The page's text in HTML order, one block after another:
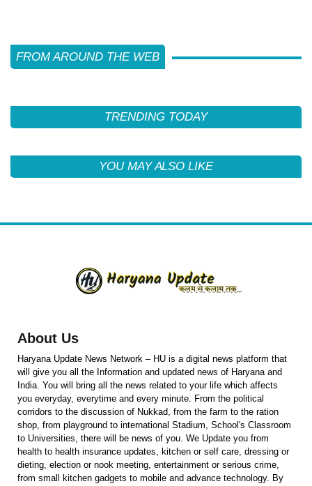
FROM AROUND THE WEB
TRENDING TODAY
YOU MAY ALSO LIKE
About Us
Haryana Update News Network – HU is a digital news platform that
will give you all the Information and updated news of Haryana and
India. You will bring all the news related to your life which affects
you everyday, everytime and every minute. From the political
corridors to the discussion of Nukkad, from the farm to the ration
shop, from playground to international Stadium, School's Classroom
to Universities, there will be news of you. We Update you from
health to health insurance updates, kitchen or self care, dressing or
dieting, election or nook meeting, entertainment or serious crime,
from small kitchen gadgets to mobile and advance technology. By